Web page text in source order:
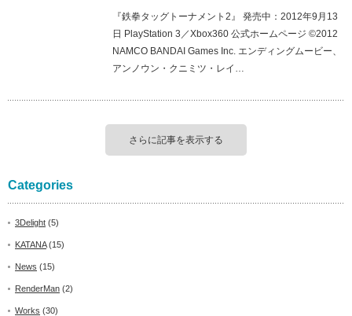
『鉄拳タッグトーナメント2』 発売中：2012年9月13
日 PlayStation 3／Xbox360 公式ホームページ ©2012
NAMCO BANDAI Games Inc. エンディングムービー、
アンノウン・クニミツ・レイ…
さらに記事を表示する
Categories
3Delight (5)
KATANA(15)
News (15)
RenderMan (2)
Works (30)